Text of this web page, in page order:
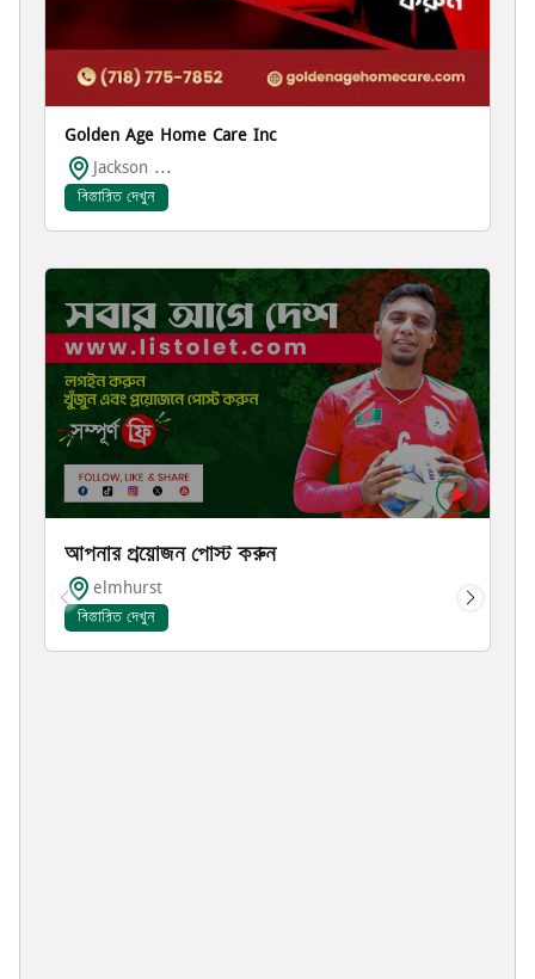
Golden Age Home Care Inc
Jackson ...
বিস্তারিত দেখুন
আপনার প্রয়োজন পোস্ট করুন
elmhurst
বিস্তারিত দেখুন